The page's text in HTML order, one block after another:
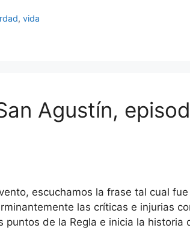
,vida
Agustín,
escuchamos la frase tal cual fue
las críticas e injurias
puntos de la Regla e inicia la historia